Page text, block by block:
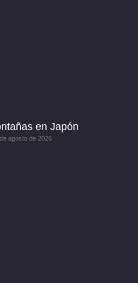
en Japón
agosto de 2026